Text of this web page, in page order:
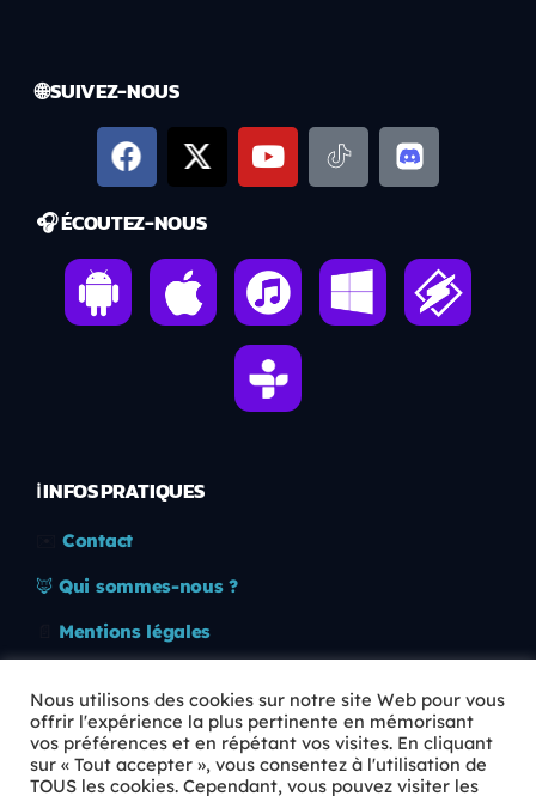
🌐 SUIVEZ-NOUS
🎧 ÉCOUTEZ-NOUS
ℹ️ INFOS PRATIQUES
Contact
🦊 Qui sommes-nous ?
Mentions légales
🛡️ RGPD
Copyright © 2026 Animkids. Tous droits réservés.
Nous utilisons des cookies sur notre site Web pour vous
offrir l'expérience la plus pertinente en mémorisant
vos préférences et en répétant vos visites. En cliquant
sur « Tout accepter », vous consentez à l'utilisation de
TOUS les cookies. Cependant, vous pouvez visiter les